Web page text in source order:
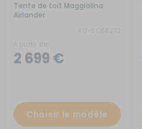
Tente de toit Maggiolina
Airlander
2 699 €
Choisir le modèle